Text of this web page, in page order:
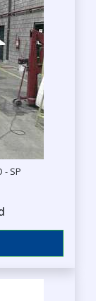
- SP